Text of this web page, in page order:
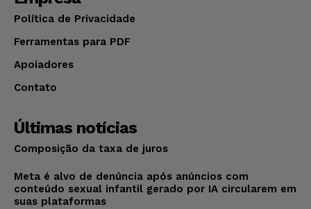
Política de Privacidade
Ferramentas para PDF
Apoiadores
Contato
Últimas notícias
Composição da taxa de juros
Meta é alvo de denúncia após anúncios com
conteúdo sexual infantil gerado por IA circularem em
suas plataformas